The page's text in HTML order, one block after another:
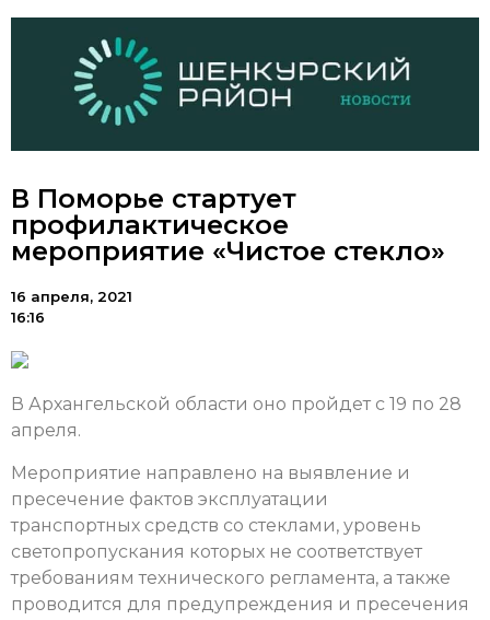
В Поморье стартует
профилактическое
мероприятие «Чистое стекло»
16 апреля, 2021
16:16
В Архангельской области оно пройдет с 19 по 28
апреля.
Мероприятие направлено на выявление и
пресечение фактов эксплуатации
транспортных средств со стеклами, уровень
светопропускания которых не соответствует
требованиям технического регламента, а также
проводится для предупреждения и пресечения